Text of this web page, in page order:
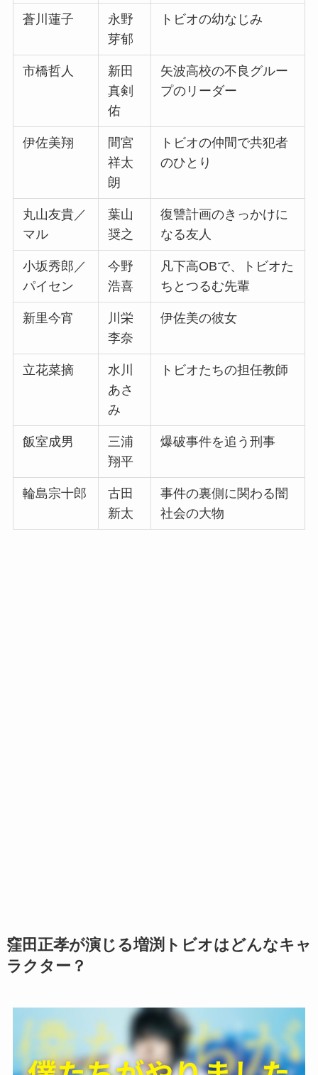
蒼川蓮子
永野
芽郁
トビオの幼なじみ
市橋哲人
新田
真剣
佑
矢波高校の不良グルー
プのリーダー
伊佐美翔
間宮
祥太
朗
トビオの仲間で共犯者
のひとり
丸山友貴／
マル
葉山
奨之
復讐計画のきっかけに
なる友人
小坂秀郎／
パイセン
今野
浩喜
凡下高OBで、トビオた
ちとつるむ先輩
新里今宵
川栄
李奈
伊佐美の彼女
立花菜摘
水川
あさ
み
トビオたちの担任教師
飯室成男
三浦
翔平
爆破事件を追う刑事
輪島宗十郎
古田
新太
事件の裏側に関わる闇
社会の大物
窪田正孝が演じる増渕トビオはどんなキャ
ラクター？